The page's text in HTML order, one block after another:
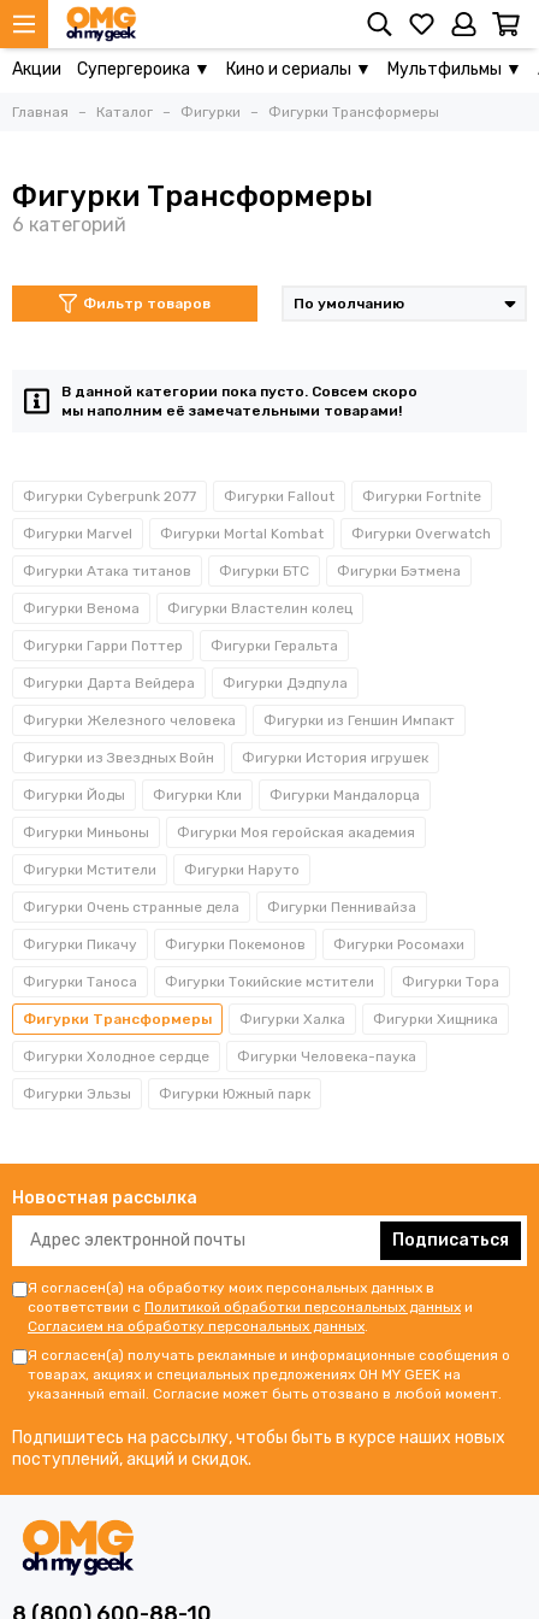
Акции Супергероика ▼ Кино и сериалы ▼ Мультфильмы ▼
Главная Каталог Фигурки Фигурки Трансформеры
Фигурки Трансформеры
Фильтр товаров
В данной категории пока пусто. Совсем скоро
мы наполним её замечательными товарами!
Фигурки Cyberpunk 2077 Фигурки Fallout Фигурки Fortnite
Фигурки Marvel Фигурки Mortal Kombat Фигурки Overwatch
Фигурки Атака титанов Фигурки БТС Фигурки Бэтмена
Фигурки Венома Фигурки Властелин колец
Фигурки Гарри Поттер Фигурки Геральта
Фигурки Дарта Вейдера Фигурки Дэдпула
Фигурки Железного человека Фигурки из Геншин Импакт
Фигурки из Звездных Войн Фигурки История игрушек
Фигурки Йоды Фигурки Кли Фигурки Мандалорца
Фигурки Миньоны Фигурки Моя геройская академия
Фигурки Мстители Фигурки Наруто
Фигурки Очень странные дела Фигурки Пеннивайза
Фигурки Пикачу Фигурки Покемонов Фигурки Росомахи
Фигурки Таноса Фигурки Токийские мстители Фигурки Тора
Фигурки Трансформеры Фигурки Халка Фигурки Хищника
Фигурки Холодное сердце Фигурки Человека-паука
Фигурки Эльзы Фигурки Южный парк
Новостная рассылка
Подписаться
Я согласен(а) на обработку моих персональных данных в
соответствии с Политикой обработки персональных данных и
Согласием на обработку персональных данных.
Я согласен(а) получать рекламные и информационные сообщения о
товарах, акциях и специальных предложениях OH MY GEEK на
указанный email. Согласие может быть отозвано в любой момент.
Подпишитесь на рассылку, чтобы быть в курсе наших новых
поступлений, акций и скидок.